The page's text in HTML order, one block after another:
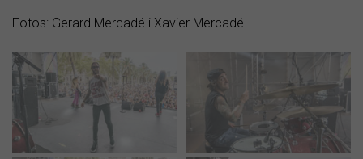
Fotos: Gerard Mercadé i Xavier Mercadé